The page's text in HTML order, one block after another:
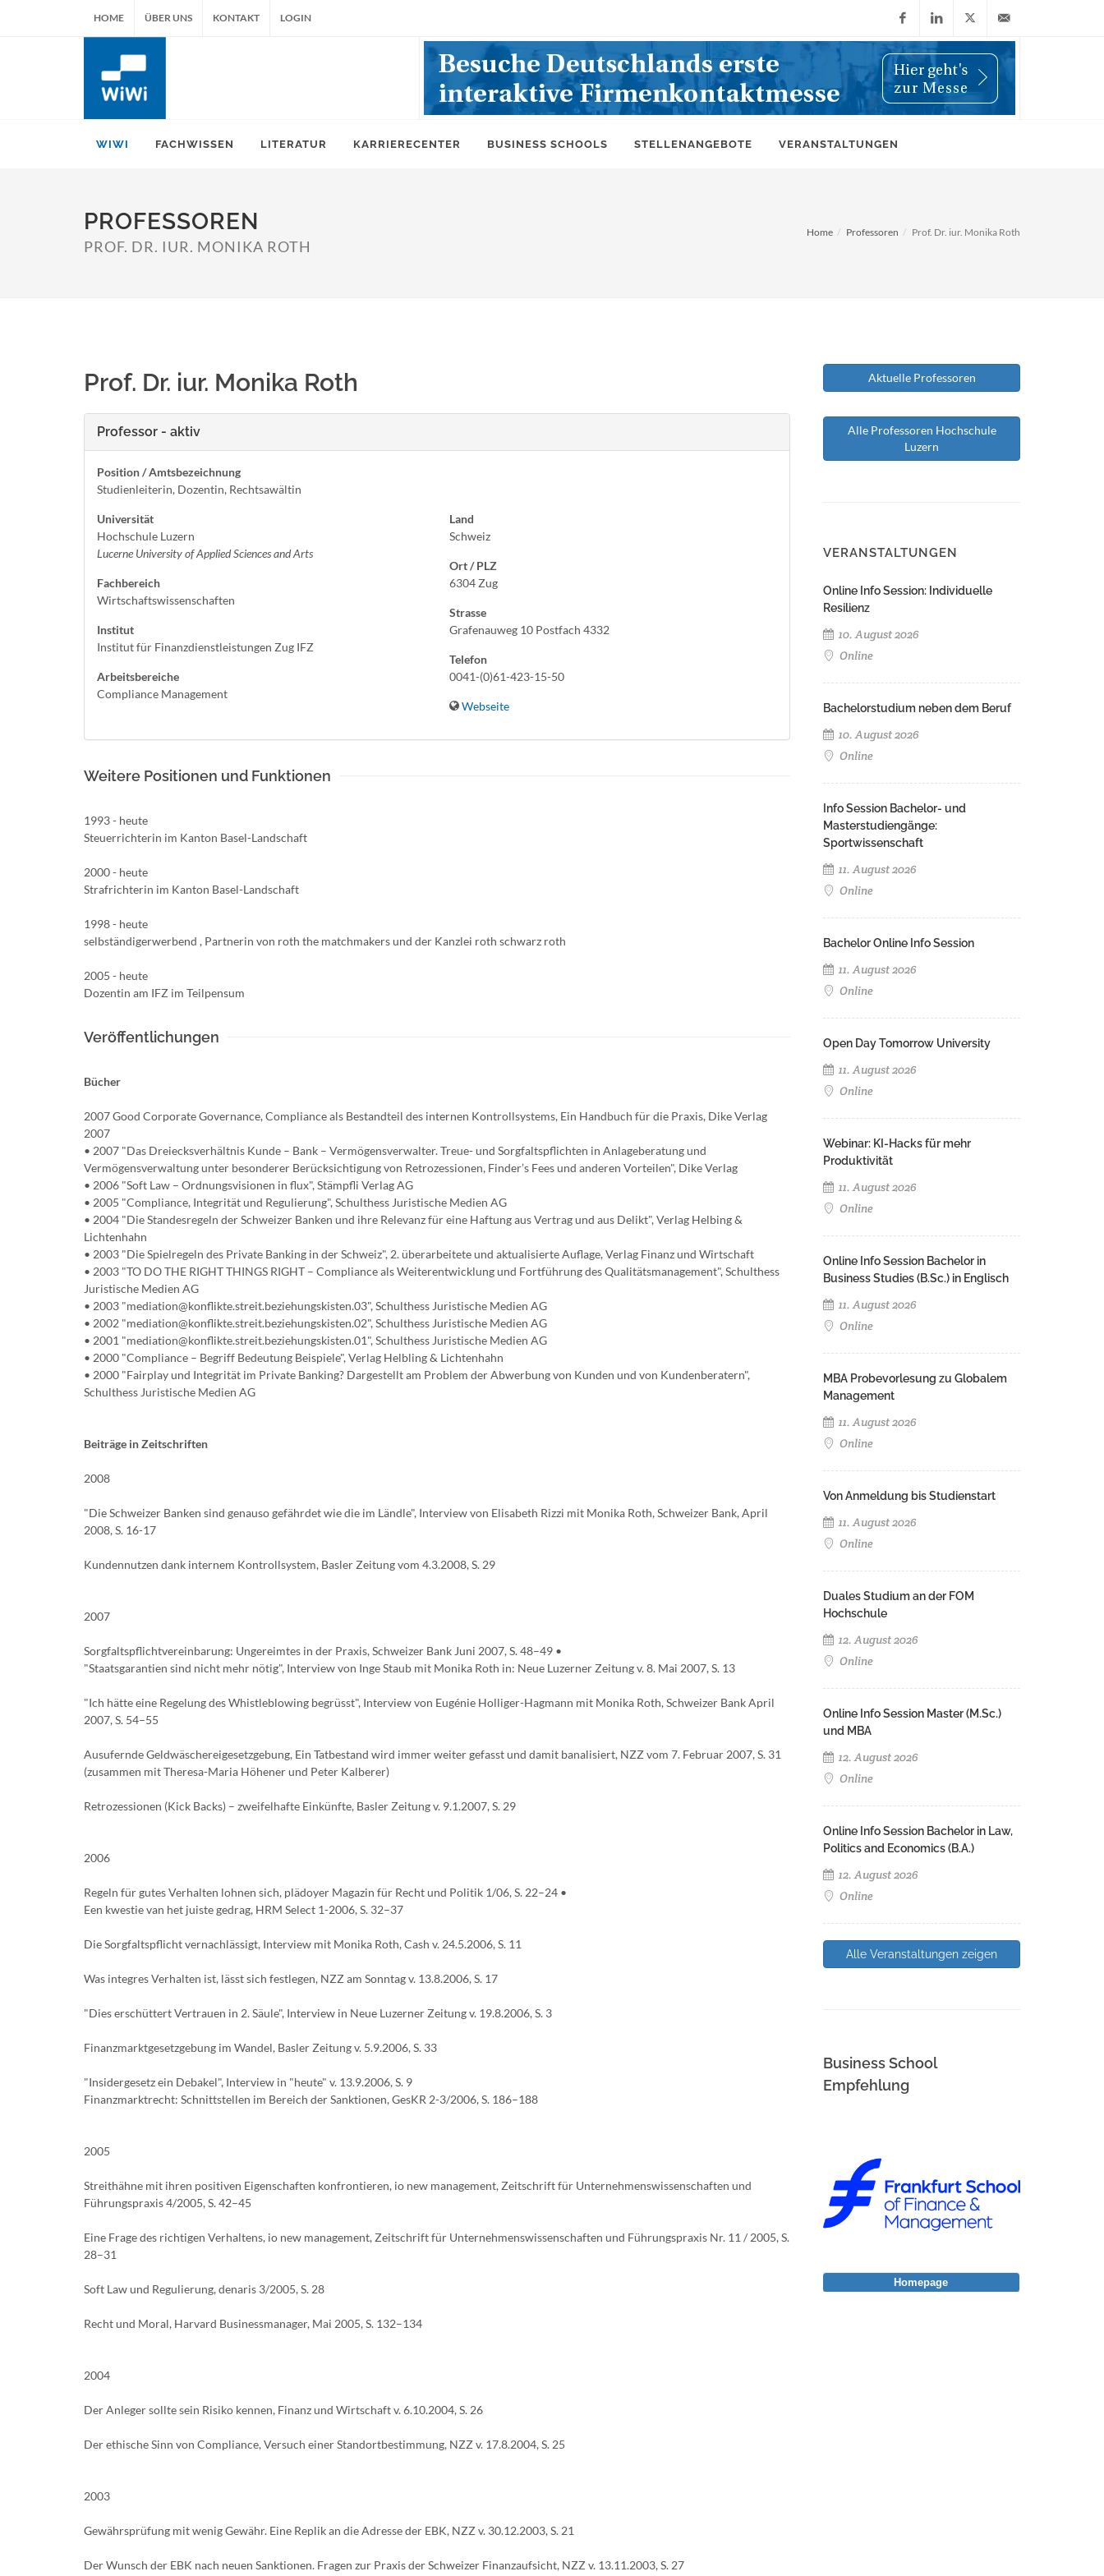
HOME ÜBER UNS KONTAKT LOGIN
FacebookLinkedIn
X
(Twitter)
info@wiwi-
WIWI FACHWISSEN LITERATUR KARRIERECENTER BUSINESS SCHOOLS STELLENANGEBOTE VERANSTALTUNGEN
PROFESSOREN
PROF. DR. IUR. MONIKA ROTH
Home Professoren Prof. Dr. iur. Monika Roth
Prof. Dr. iur. Monika Roth
Professor - aktiv
Position / Amtsbezeichnung
Studienleiterin, Dozentin, Rechtsawältin
Universität
Hochschule Luzern
Lucerne University of Applied Sciences and Arts
Fachbereich
Wirtschaftswissenschaften
Institut
Institut für Finanzdienstleistungen Zug IFZ
Arbeitsbereiche
Compliance Management
Land
Schweiz
Ort / PLZ
6304 Zug
Strasse
Grafenauweg 10 Postfach 4332
Telefon
0041-(0)61-423-15-50
Webseite
Weitere Positionen und Funktionen
1993 - heute
Steuerrichterin im Kanton Basel-Landschaft
2000 - heute
Strafrichterin im Kanton Basel-Landschaft
1998 - heute
selbständigerwerbend , Partnerin von roth the matchmakers und der Kanzlei roth schwarz roth
2005 - heute
Dozentin am IFZ im Teilpensum
Veröffentlichungen
Bücher
2007 Good Corporate Governance, Compliance als Bestandteil des internen Kontrollsystems, Ein Handbuch für die Praxis, Dike Verlag
2007
• 2007 "Das Dreiecksverhältnis Kunde – Bank – Vermögensverwalter. Treue- und Sorgfaltspflichten in Anlageberatung und
Vermögensverwaltung unter besonderer Berücksichtigung von Retrozessionen, Finder’s Fees und anderen Vorteilen", Dike Verlag
• 2006 "Soft Law – Ordnungsvisionen in flux", Stämpfli Verlag AG
• 2005 "Compliance, Integrität und Regulierung", Schulthess Juristische Medien AG
• 2004 "Die Standesregeln der Schweizer Banken und ihre Relevanz für eine Haftung aus Vertrag und aus Delikt", Verlag Helbing &
Lichtenhahn
• 2003 "Die Spielregeln des Private Banking in der Schweiz", 2. überarbeitete und aktualisierte Auflage, Verlag Finanz und Wirtschaft
• 2003 "TO DO THE RIGHT THINGS RIGHT – Compliance als Weiterentwicklung und Fortführung des Qualitätsmanagement", Schulthess
Juristische Medien AG
• 2003 "mediation@konflikte.streit.beziehungskisten.03", Schulthess Juristische Medien AG
• 2002 "mediation@konflikte.streit.beziehungskisten.02", Schulthess Juristische Medien AG
• 2001 "mediation@konflikte.streit.beziehungskisten.01", Schulthess Juristische Medien AG
• 2000 "Compliance – Begriff Bedeutung Beispiele", Verlag Helbling & Lichtenhahn
• 2000 "Fairplay und Integrität im Private Banking? Dargestellt am Problem der Abwerbung von Kunden und von Kundenberatern",
Schulthess Juristische Medien AG
Beiträge in Zeitschriften
2008
"Die Schweizer Banken sind genauso gefährdet wie die im Ländle", Interview von Elisabeth Rizzi mit Monika Roth, Schweizer Bank, April
2008, S. 16-17
Kundennutzen dank internem Kontrollsystem, Basler Zeitung vom 4.3.2008, S. 29
2007
Sorgfaltspflichtvereinbarung: Ungereimtes in der Praxis, Schweizer Bank Juni 2007, S. 48–49 •
"Staatsgarantien sind nicht mehr nötig", Interview von Inge Staub mit Monika Roth in: Neue Luzerner Zeitung v. 8. Mai 2007, S. 13
"Ich hätte eine Regelung des Whistleblowing begrüsst", Interview von Eugénie Holliger-Hagmann mit Monika Roth, Schweizer Bank April
2007, S. 54–55
Ausufernde Geldwäschereigesetzgebung, Ein Tatbestand wird immer weiter gefasst und damit banalisiert, NZZ vom 7. Februar 2007, S. 31
(zusammen mit Theresa-Maria Höhener und Peter Kalberer)
Retrozessionen (Kick Backs) – zweifelhafte Einkünfte, Basler Zeitung v. 9.1.2007, S. 29
2006
Regeln für gutes Verhalten lohnen sich, plädoyer Magazin für Recht und Politik 1/06, S. 22–24 •
Een kwestie van het juiste gedrag, HRM Select 1-2006, S. 32–37
Die Sorgfaltspflicht vernachlässigt, Interview mit Monika Roth, Cash v. 24.5.2006, S. 11
Was integres Verhalten ist, lässt sich festlegen, NZZ am Sonntag v. 13.8.2006, S. 17
"Dies erschüttert Vertrauen in 2. Säule", Interview in Neue Luzerner Zeitung v. 19.8.2006, S. 3
Finanzmarktgesetzgebung im Wandel, Basler Zeitung v. 5.9.2006, S. 33
"Insidergesetz ein Debakel", Interview in "heute" v. 13.9.2006, S. 9
Finanzmarktrecht: Schnittstellen im Bereich der Sanktionen, GesKR 2-3/2006, S. 186–188
2005
Streithähne mit ihren positiven Eigenschaften konfrontieren, io new management, Zeitschrift für Unternehmenswissenschaften und
Führungspraxis 4/2005, S. 42–45
Eine Frage des richtigen Verhaltens, io new management, Zeitschrift für Unternehmenswissenschaften und Führungspraxis Nr. 11 / 2005, S.
28–31
Soft Law und Regulierung, denaris 3/2005, S. 28
Recht und Moral, Harvard Businessmanager, Mai 2005, S. 132–134
2004
Der Anleger sollte sein Risiko kennen, Finanz und Wirtschaft v. 6.10.2004, S. 26
Der ethische Sinn von Compliance, Versuch einer Standortbestimmung, NZZ v. 17.8.2004, S. 25
2003
Gewährsprüfung mit wenig Gewähr. Eine Replik an die Adresse der EBK, NZZ v. 30.12.2003, S. 21
Der Wunsch der EBK nach neuen Sanktionen. Fragen zur Praxis der Schweizer Finanzaufsicht, NZZ v. 13.11.2003, S. 27
Aktuelle Professoren
Alle Professoren Hochschule
Luzern
VERANSTALTUNGEN
Online Info Session: Individuelle
Resilienz
10. August 2026
Online
Bachelorstudium neben dem Beruf
10. August 2026
Online
Info Session Bachelor- und
Masterstudiengänge:
Sportwissenschaft
11. August 2026
Online
Bachelor Online Info Session
11. August 2026
Online
Open Day Tomorrow University
11. August 2026
Online
Webinar: KI-Hacks für mehr
Produktivität
11. August 2026
Online
Online Info Session Bachelor in
Business Studies (B.Sc.) in Englisch
11. August 2026
Online
MBA Probevorlesung zu Globalem
Management
11. August 2026
Online
Von Anmeldung bis Studienstart
11. August 2026
Online
Duales Studium an der FOM
Hochschule
12. August 2026
Online
Online Info Session Master (M.Sc.)
und MBA
12. August 2026
Online
Online Info Session Bachelor in Law,
Politics and Economics (B.A.)
12. August 2026
Online
Alle Veranstaltungen zeigen
Business School
Empfehlung
Homepage